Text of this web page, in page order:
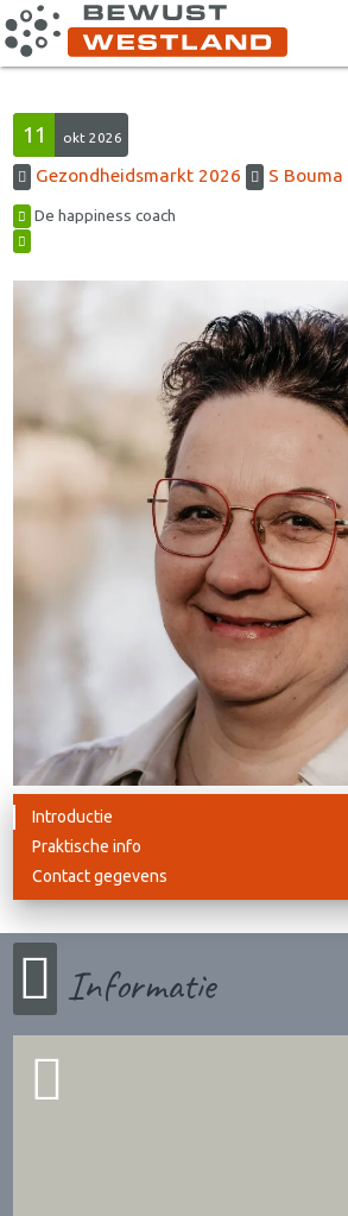
11 okt 2026
Gezondheidsmarkt 2026 S Bouma
De happiness coach
Introductie
Praktische info
Contact gegevens
Informatie